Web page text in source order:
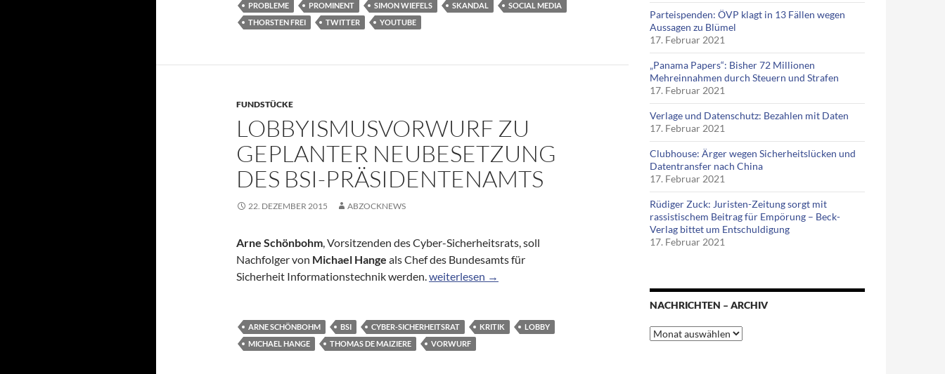
PROBLEME
PROMINENT SIMON WIEFELS SKANDAL
SOCIAL MEDIA
THORSTEN FREI
TWITTER YOUTUBE
FUNDSTÜCKE
LOBBYISMUSVORWURF ZU
GEPLANTER NEUBESETZUNG
DES BSI-PRÄSIDENTENAMTS
22. DEZEMBER 2015 ABZOCKNEWS
Arne Schönbohm, Vorsitzenden des Cyber-Sicherheitsrats, soll
Nachfolger von Michael Hange als Chef des Bundesamts für
Sicherheit Informationstechnik werden.Lobbyismusvorwurf zu geplanter Neubesetzung des BSI-Präsidentenamts
weiterlesen →
ARNE SCHÖNBOHM BSI CYBER-SICHERHEITSRAT KRITIK
LOBBY
MICHAEL HANGE
THOMAS DE MAIZIERE VORWURF
Parteispenden: ÖVP klagt in 13 Fällen wegen
Aussagen zu Blümel
17. Februar 2021
„Panama Papers“: Bisher 72 Millionen
Mehreinnahmen durch Steuern und Strafen
17. Februar 2021
Verlage und Datenschutz: Bezahlen mit Daten
17. Februar 2021
Clubhouse: Ärger wegen Sicherheitslücken und
Datentransfer nach China
17. Februar 2021
Rüdiger Zuck: Juristen-Zeitung sorgt mit
rassistischem Beitrag für Empörung – Beck-
Verlag bittet um Entschuldigung
17. Februar 2021
NACHRICHTEN – ARCHIV
Nachrichten
–